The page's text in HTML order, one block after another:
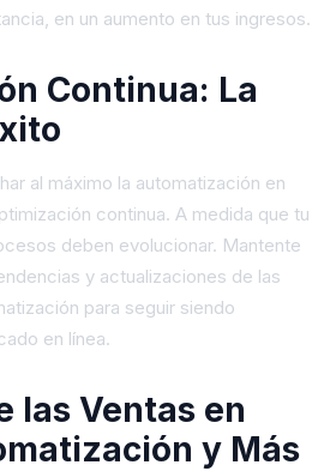
en un aumento en tus ingresos.
Continua: La
al máximo la automatización en
continua. A medida que tu
deben evolucionar. Mantente
y actualizaciones de las
para seguir siendo
en línea.
las Ventas en
y Más